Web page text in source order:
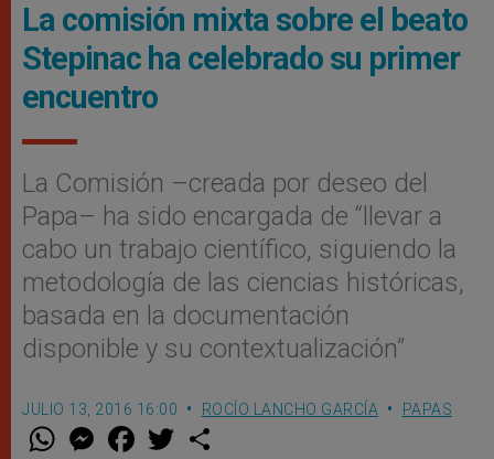
La comisión mixta sobre el beato
Stepinac ha celebrado su primer
encuentro
La Comisión –creada por deseo del
Papa– ha sido encargada de “llevar a
cabo un trabajo científico, siguiendo la
metodología de las ciencias históricas,
basada en la documentación
disponible y su contextualización”
JULIO 13, 2016 16:00 ROCÍO LANCHO GARCÍA PAPAS
W M
e
F
a w